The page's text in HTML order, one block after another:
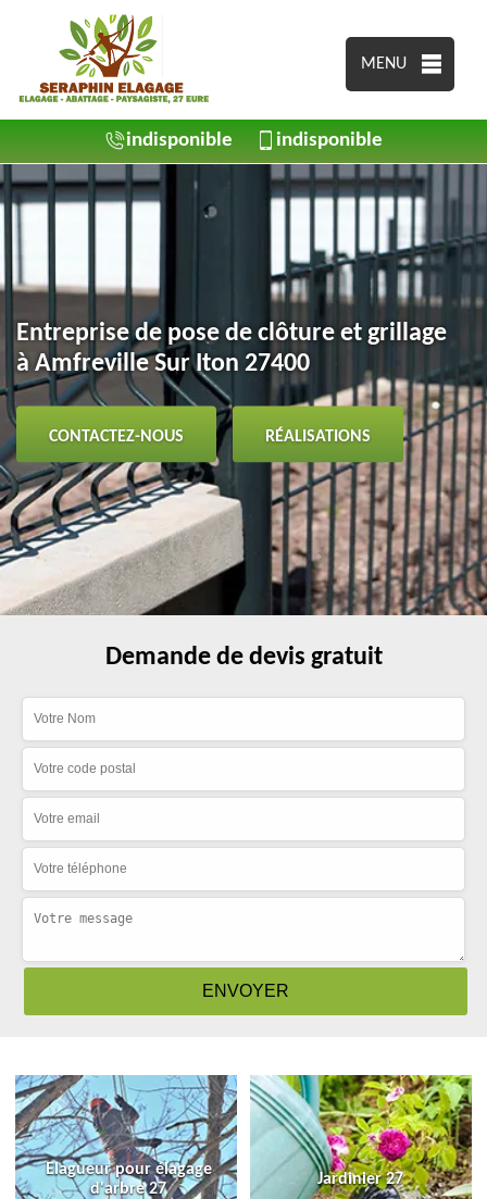
MENU
indisponible indisponible
Entreprise de pose de clôture et grillage
à Amfreville Sur Iton 27400
CONTACTEZ-NOUS RÉALISATIONS
Demande de devis gratuit
Elagueur pour élagage
d'arbre 27
Jardinier 27